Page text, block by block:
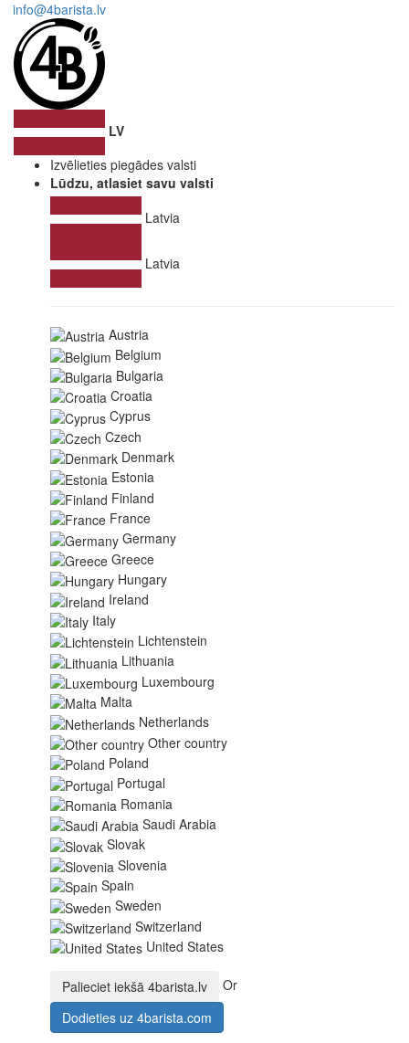
info@4barista.lv
LV
Izvēlieties piegādes valsti
Lūdzu, atlasiet savu valsti
Latvia
Latvia
Austria
Belgium
Bulgaria
Croatia
Cyprus
Czech
Denmark
Estonia
Finland
France
Germany
Greece
Hungary
Ireland
Italy
Lichtenstein
Lithuania
Luxembourg
Malta
Netherlands
Other country
Poland
Portugal
Romania
Saudi Arabia
Slovak
Slovenia
Spain
Sweden
Switzerland
United States
Palieciet iekšā 4barista.lv
Or
Dodieties uz 4barista.com